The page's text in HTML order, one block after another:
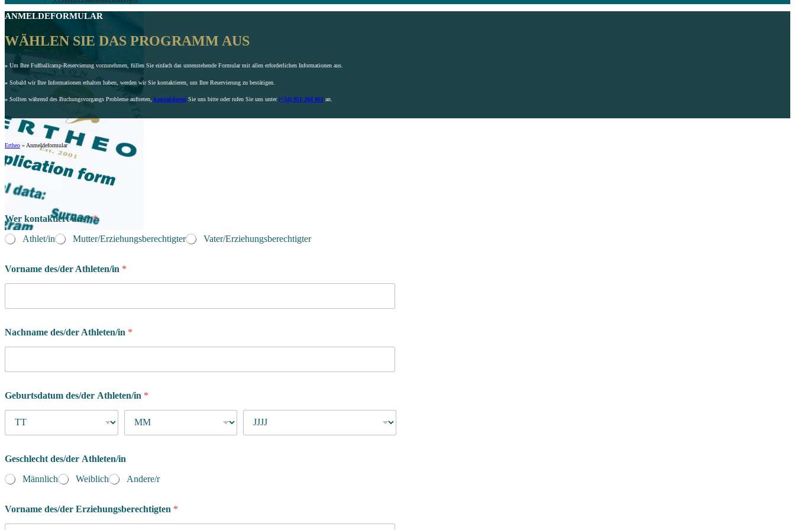
ANMELDEFORMULAR
WÄHLEN SIE DAS PROGRAMM AUS
» Um Ihre Fußballcamp-Reservierung vorzunehmen, füllen Sie einfach das untenstehende Formular mit allen erforderlichen Informationen aus.
» Sobald wir Ihre Informationen erhalten haben, werden wir Sie kontaktieren, um Ihre Reservierung zu bestätigen.
» Sollten während des Buchungsvorgangs Probleme auftreten, kontaktieren Sie uns bitte oder rufen Sie uns unter(+34) 951 204 061 an.
Ertheo » Anmeldeformular
Wer kontaktiert uns?*
Athlet/in
Mutter/Erziehungsberechtigter Vater/Erziehungsberechtigter
Vorname des/der Athleten/in *
Nachname des/der Athleten/in *
Geburtsdatum des/der Athleten/in *
Geschlecht des/der Athleten/in
Männlich
Weiblich Andere/r
Vorname des/der Erziehungsberechtigten *